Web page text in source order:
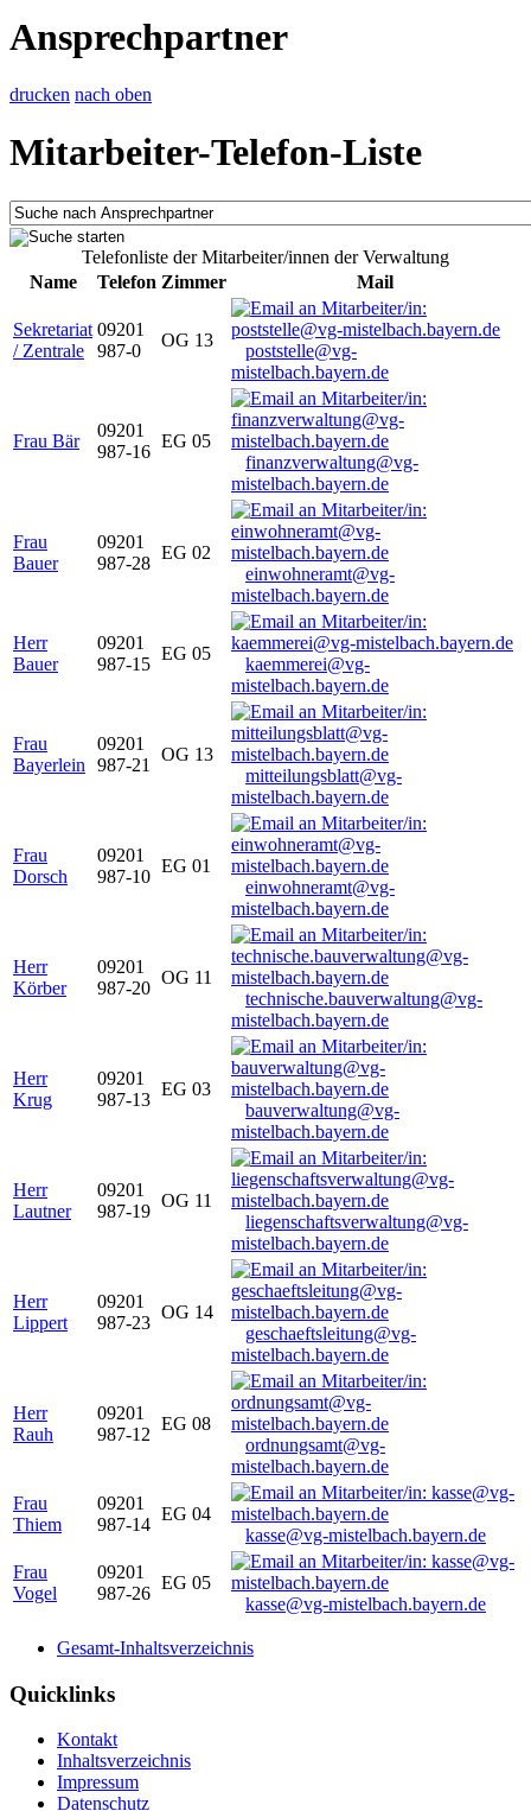
Ansprechpartner
drucken nach oben
Mitarbeiter-Telefon-Liste
Telefonliste der Mitarbeiter/innen der Verwaltung
Name
Telefon Zimmer Mail
Sekretariat
/ Zentrale
09201
987-0
OG 13
poststelle@vg-
mistelbach.bayern.de
Frau Bär
09201
987-16
EG 05
finanzverwaltung@vg-
mistelbach.bayern.de
Frau
Bauer
09201
987-28
EG 02
einwohneramt@vg-
mistelbach.bayern.de
Herr
Bauer
09201
987-15
EG 05
kaemmerei@vg-
mistelbach.bayern.de
Frau
Bayerlein
09201
987-21
OG 13
mitteilungsblatt@vg-
mistelbach.bayern.de
Frau
Dorsch
09201
987-10
EG 01
einwohneramt@vg-
mistelbach.bayern.de
Herr
Körber
09201
987-20
OG 11
technische.bauverwaltung@vg-
mistelbach.bayern.de
Herr
Krug
09201
987-13
EG 03
bauverwaltung@vg-
mistelbach.bayern.de
Herr
Lautner
09201
987-19
OG 11
liegenschaftsverwaltung@vg-
mistelbach.bayern.de
Herr
Lippert
09201
987-23
OG 14
geschaeftsleitung@vg-
mistelbach.bayern.de
Herr
Rauh
09201
987-12
EG 08
ordnungsamt@vg-
mistelbach.bayern.de
Frau
Thiem
09201
987-14
EG 04
kasse@vg-mistelbach.bayern.de
Frau
Vogel
09201
987-26
EG 05
kasse@vg-mistelbach.bayern.de
Gesamt-Inhaltsverzeichnis
Quicklinks
Kontakt
Inhaltsverzeichnis
Impressum
Datenschutz